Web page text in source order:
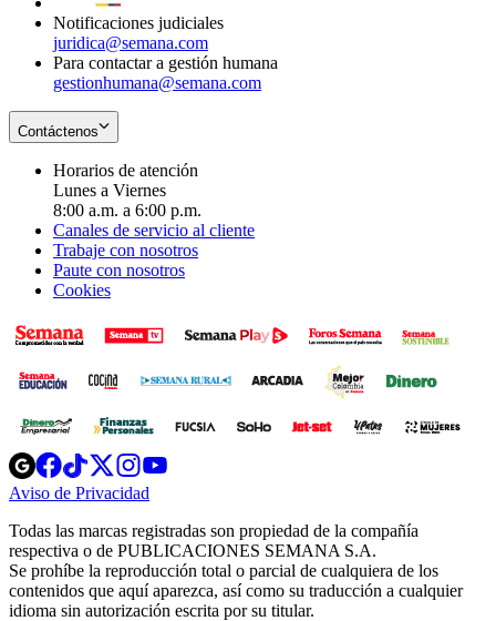
Notificaciones judiciales
juridica@semana.com
Para contactar a gestión humana
gestionhumana@semana.com
Contáctenos
Horarios de atención
Lunes a Viernes
8:00 a.m. a 6:00 p.m.
Canales de servicio al cliente
Trabaje con nosotros
Paute con nosotros
Cookies
Opens
in
new
Opens
in
new
Opens
in
new
window
Opens
new
windowwindow
Aviso de Privacidad
new
window
Todas las marcas registradas son propiedad de la compañía
respectiva o de PUBLICACIONES SEMANA S.A.
Se prohíbe la reproducción total o parcial de cualquiera de los
contenidos que aquí aparezca, así como su traducción a cualquier
idioma sin autorización escrita por su titular.